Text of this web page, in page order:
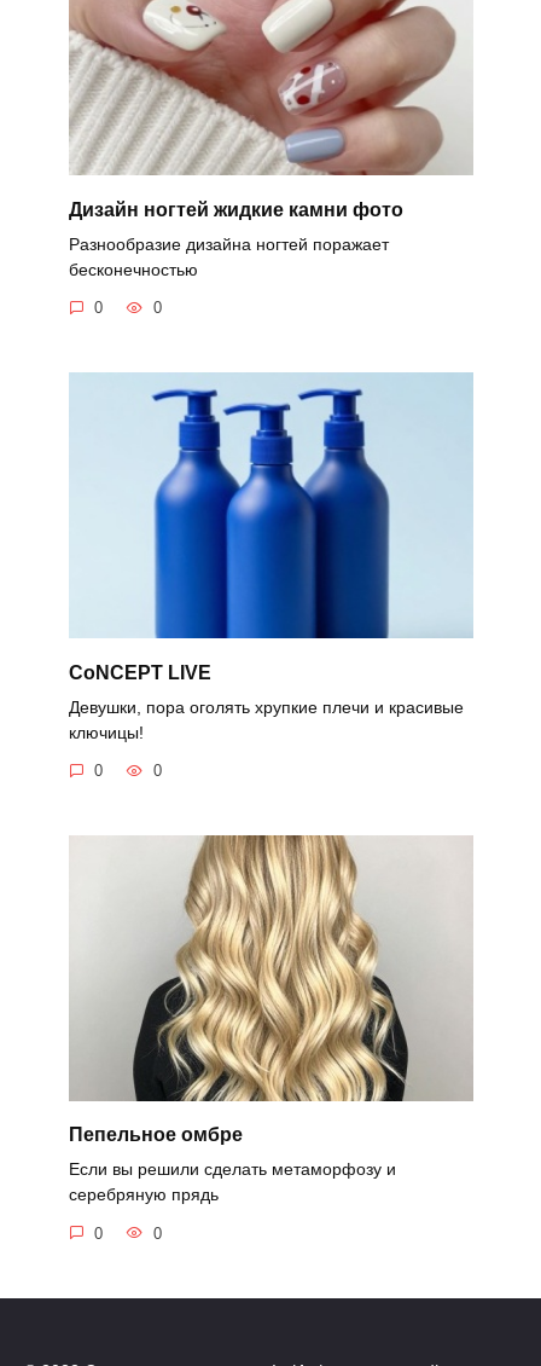
Дизайн ногтей жидкие камни фото
Разнообразие дизайна ногтей поражает
бесконечностью
0 0
CoNCEPT LIVE
Девушки, пора оголять хрупкие плечи и красивые
ключицы!
0 0
Пепельное омбре
Если вы решили сделать метаморфозу и
серебряную прядь
0 0